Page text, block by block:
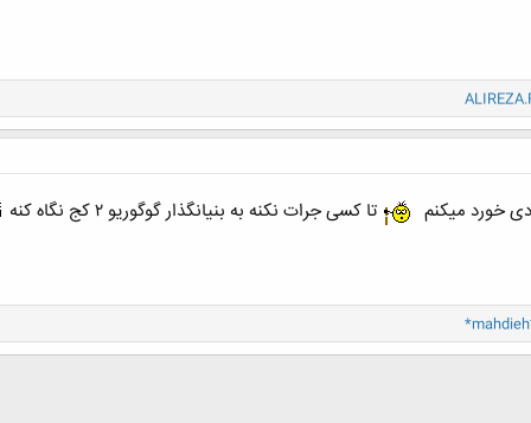
خورد میکنم تا کسی جرات نکنه به بنیانگذار گوگوریو ۲ کج نگاه کنه